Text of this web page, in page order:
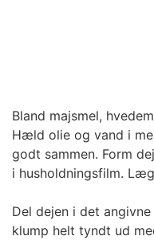
Bland majsmel,
Hæld olie og vand i
godt sammen. Form
i husholdningsfilm.
Del dejen i det
klump helt tyndt ud